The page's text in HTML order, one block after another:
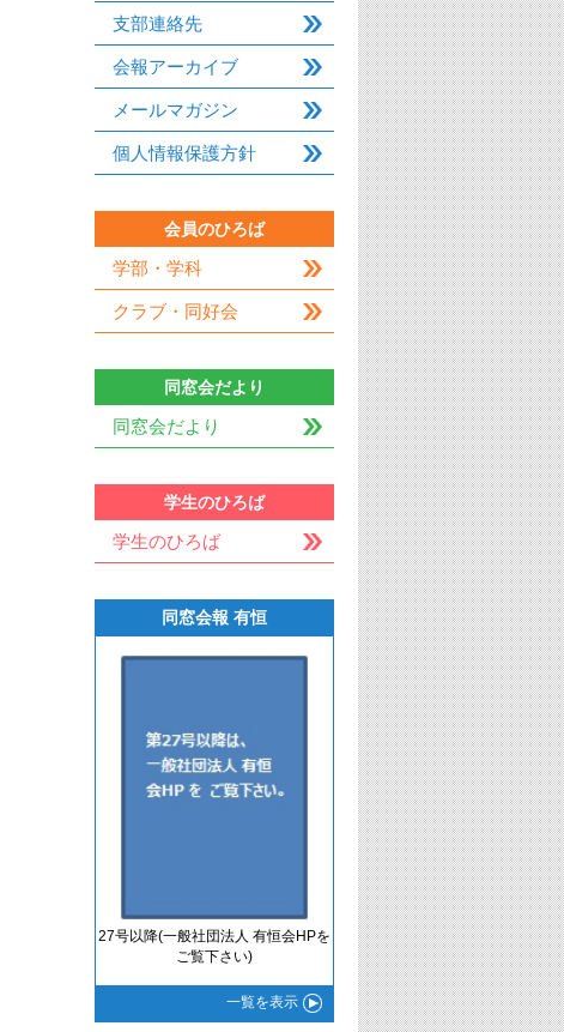
支部連絡先
会報アーカイブ
メールマガジン
個人情報保護方針
会員のひろば
学部・学科
クラブ・同好会
同窓会だより
同窓会だより
学生のひろば
学生のひろば
同窓会報 有恒
27号以降(一般社団法人 有恒会HPを
ご覧下さい)
一覧を表示